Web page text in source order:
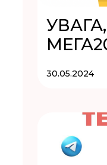
30.05.2024